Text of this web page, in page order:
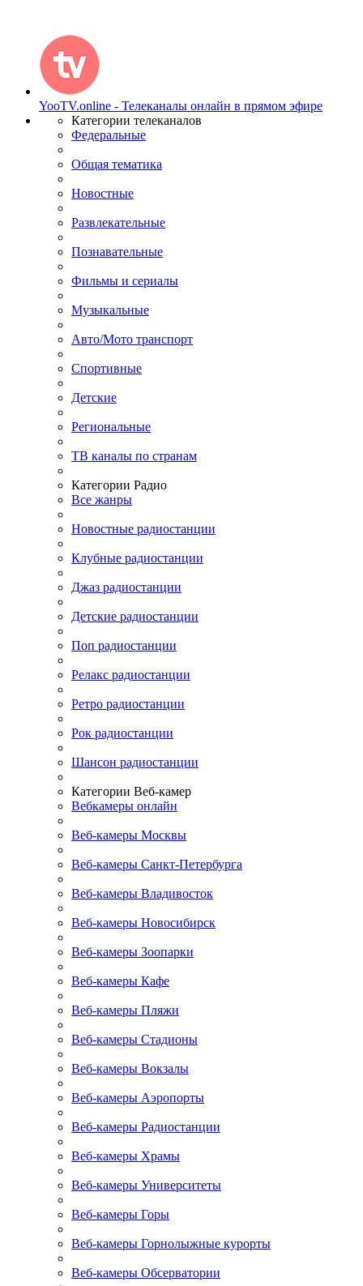
YooTV.online - Телеканалы онлайн в прямом эфире
Категории телеканалов
Федеральные
Общая тематика
Новостные
Развлекательные
Познавательные
Фильмы и сериалы
Музыкальные
Авто/Мото транспорт
Спортивные
Детские
Региональные
ТВ каналы по странам
Категории Радио
Все жанры
Новостные радиостанции
Клубные радиостанции
Джаз радиостанции
Детские радиостанции
Поп радиостанции
Релакс радиостанции
Ретро радиостанции
Рок радиостанции
Шансон радиостанции
Категории Веб-камер
Вебкамеры онлайн
Веб-камеры Москвы
Веб-камеры Санкт-Петербурга
Веб-камеры Владивосток
Веб-камеры Новосибирск
Веб-камеры Зоопарки
Веб-камеры Кафе
Веб-камеры Пляжи
Веб-камеры Стадионы
Веб-камеры Вокзалы
Веб-камеры Аэропорты
Веб-камеры Радиостанции
Веб-камеры Храмы
Веб-камеры Университеты
Веб-камеры Горы
Веб-камеры Горнолыжные курорты
Веб-камеры Обсерватории